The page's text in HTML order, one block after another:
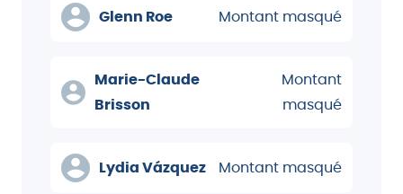
Glenn Roe Montant masqué
Marie-Claude
Brisson
Montant
masqué
Lydia Vázquez Montant masqué